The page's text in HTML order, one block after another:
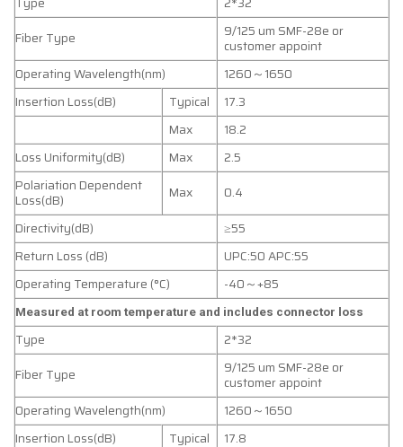
Fiber Type
9/125 um SMF-28e or
customer appoint
Operating Wavelength(nm)
1260～1650
Insertion Loss(dB)
Typical
17.3
Max
18.2
Loss Uniformity(dB)
Max
2.5
Polariation Dependent
Loss(dB)
Max
0.4
Directivity(dB)
≥55
Return Loss (dB)
UPC:50 APC:55
Operating Temperature (°C)
-40～+85
Measured at room temperature and includes connector loss
Type
2*32
Fiber Type
9/125 um SMF-28e or
customer appoint
Operating Wavelength(nm)
1260～1650
Insertion Loss(dB)
Typical
17.8